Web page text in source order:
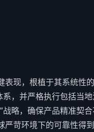
现，根植于其系统性
系，并严格执行包括当
战略，确保产品精准契
严苛环境下的可靠性得